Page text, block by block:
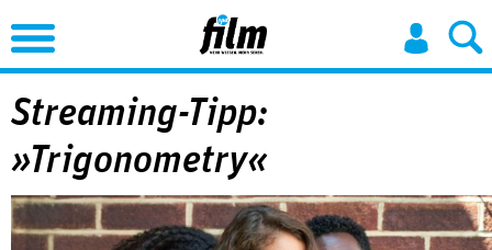
Jump to Navigation
Streaming-Tipp:
»Trigonometry«